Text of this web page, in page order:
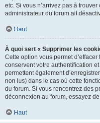
etc. Si vous n’arrivez pas à
administrateur du forum ait
Haut
À quoi sert « Supprimer les
Cette option vous permet
conservent votre authentification
permettent également
non lus) dans le cas où cette
du forum. Si vous rencontrez des
déconnexion au forum, essayez
Haut